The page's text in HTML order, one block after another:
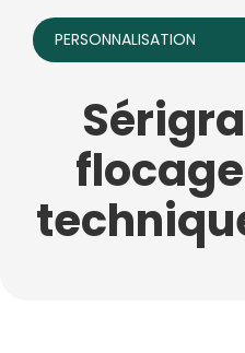
PERSONNALISATION